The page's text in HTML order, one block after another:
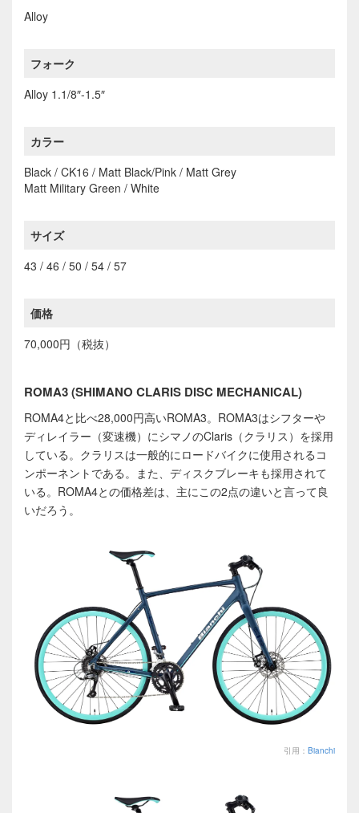
Alloy
フォーク
Alloy 1.1/8″-1.5″
カラー
Black / CK16 / Matt Black/Pink / Matt Grey
Matt Military Green / White
サイズ
43 / 46 / 50 / 54 / 57
価格
70,000円（税抜）
ROMA3 (SHIMANO CLARIS DISC MECHANICAL)
ROMA4と比べ28,000円高いROMA3。 ROMA3はシフターや
ディレイラー（変速機）にシマノのClaris （クラリス）を採用
している。クラリスは一般的にロードバイクに使用されるコ
ンポーネントである。また、ディスクブレーキも採用されて
いる。 ROMA4との価格差は、主にこの2点の違いと言って良
いだろう。
引用： Bianchi